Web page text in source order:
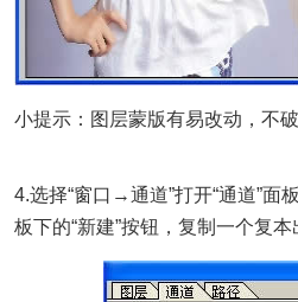
小提示：图层蒙版有易改动，不
4.选择“窗口→通道”打开“通道”面
板下的“新建”按钮，复制一个复本